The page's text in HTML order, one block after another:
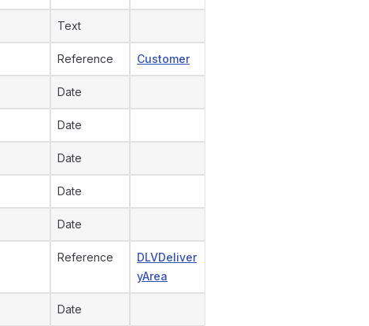
Text
Reference Customer
Date
Date
Date
Date
Date
Reference
DLVDeliver
yArea
Date